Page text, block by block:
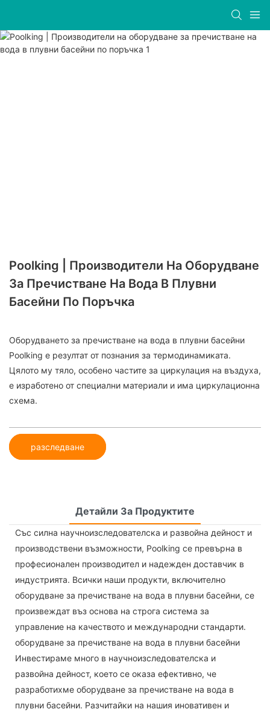
Poolking | Производители На Оборудване
За Пречистване На Вода В Плувни
Басейни По Поръчка
Оборудването за пречистване на вода в плувни басейни
Poolking е резултат от познания за термодинамиката.
Цялото му тяло, особено частите за циркулация на въздуха,
е изработено от специални материали и има циркулационна
схема.
разследване
Детайли За Продуктите
Със силна научноизследователска и развойна дейност и
производствени възможности, Poolking се превърна в
професионален производител и надежден доставчик в
индустрията. Всички наши продукти, включително
оборудване за пречистване на вода в плувни басейни, се
произвеждат въз основа на строга система за
управление на качеството и международни стандарти.
оборудване за пречистване на вода в плувни басейни
Инвестираме много в научноизследователска и
развойна дейност, което се оказа ефективно, че
разработихме оборудване за пречистване на вода в
плувни басейни. Разчитайки на нашия иновативен и